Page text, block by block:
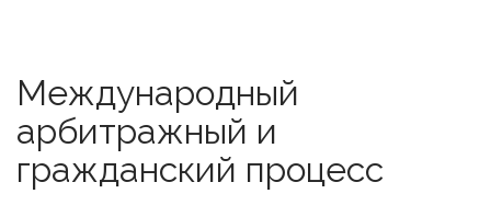
Международный
арбитражный и
гражданский процесс